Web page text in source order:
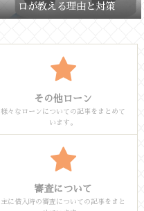
ロが教える理由と対策
その他ローン
様々なローンについての記事をまとめて
います。
審査について
主に借入時の審査についての記事をまと